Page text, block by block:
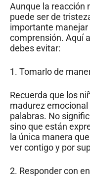
Aunque la reacción
puede ser de
importante
comprensión. Aquí
debes evitar:
1. Tomarlo de
Recuerda que los
madurez
palabras. No
sino que están
la única manera
ver contigo y por
2. Responder con